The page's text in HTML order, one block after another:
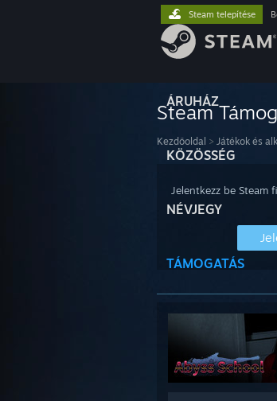
ÁRUHÁZ
KÖZÖSSÉG
NÉVJEGY
TÁMOGATÁS
Steam telepítése
Steam
Kezdőoldal > Játékok és
Jelentkezz be Steam